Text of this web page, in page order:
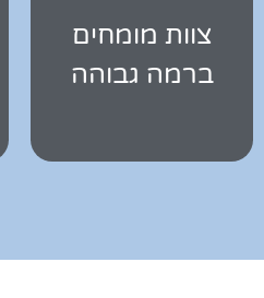
צוות מומחים
ברמה גבוהה